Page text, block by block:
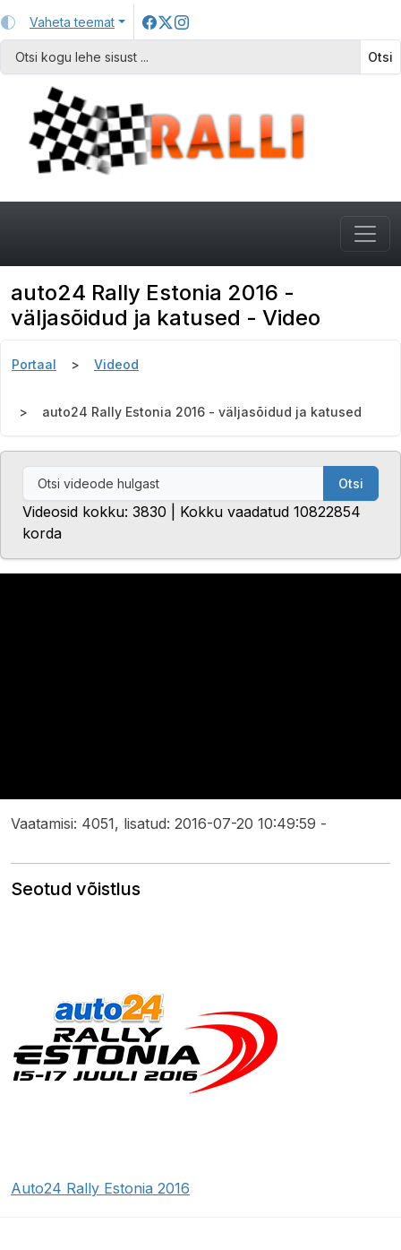
Vaheta teemat
Otsi
auto24 Rally Estonia 2016 -
väljasõidud ja katused - Video
Portaal Videod
auto24 Rally Estonia 2016 - väljasõidud ja katused
Otsi
Videosid kokku: 3830 | Kokku vaadatud 10822854
korda
Vaatamisi: 4051, lisatud: 2016-07-20 10:49:59 -
Seotud võistlus
Auto24 Rally Estonia 2016